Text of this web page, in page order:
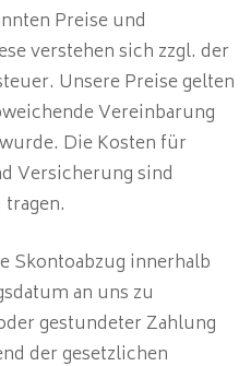
Preise und
verstehen sich zzgl. der
Unsere Preise gelten
Vereinbarung
Die Kosten für
Versicherung sind
Skontoabzug innerhalb
an uns zu
gestundeter Zahlung
der gesetzlichen